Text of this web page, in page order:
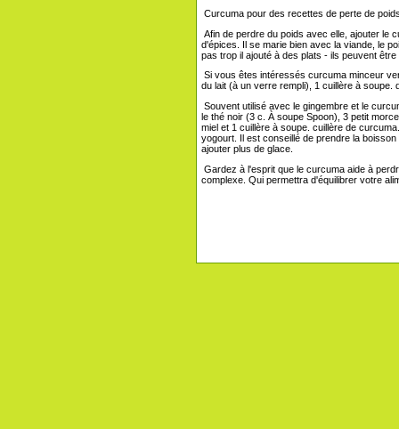
Curcuma pour des recettes de perte de
Afin de perdre du poids avec elle, ajouter le
d'épices. Il se marie bien avec la viande, le
pas trop il ajouté à des plats - ils peuvent
Si vous êtes intéressés curcuma minceur
du lait (à un verre rempli), 1 cuillère à soupe.
Souvent utilisé avec le gingembre et le
le thé noir (3 c. À soupe Spoon), 3 petit
miel et 1 cuillère à soupe. cuillère de
yogourt. Il est conseillé de prendre la
ajouter plus de glace.
Gardez à l'esprit que le curcuma aide à
complexe. Qui permettra d'équilibrer votre